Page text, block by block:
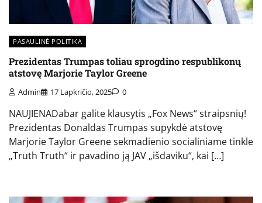
PASAULINĖ POLITIKA
Prezidentas Trumpas toliau sprogdino respublikonų
atstovę Marjorie Taylor Greene
Admin 17 Lapkričio, 2025 0
NAUJIENADabar galite klausytis „Fox News“ straipsnių!
Prezidentas Donaldas Trumpas supykdė atstovę
Marjorie Taylor Greene sekmadienio socialiniame tinkle
„Truth Truth“ ir pavadino ją JAV „išdaviku“, kai […]